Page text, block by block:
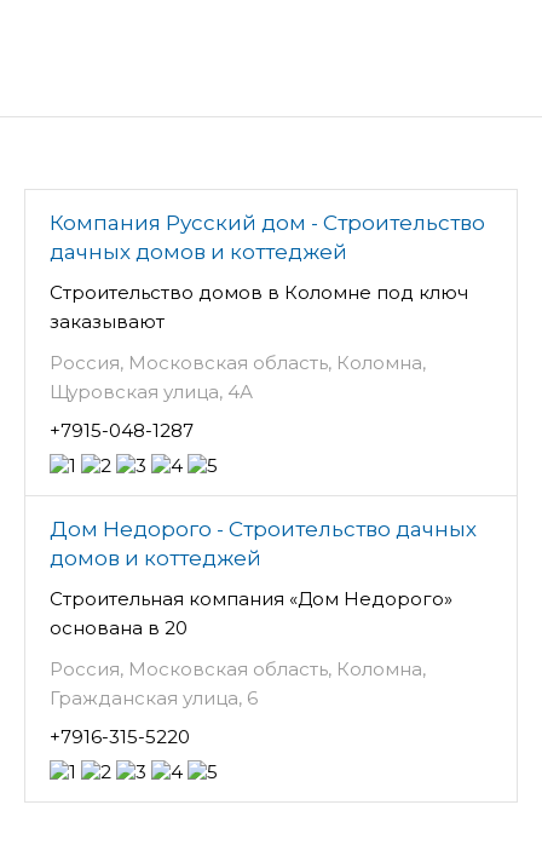
Компания Русский дом - Строительство
дачных домов и коттеджей
Строительство домов в Коломне под ключ
заказывают
Россия, Московская область, Коломна,
Щуровская улица, 4А
+7915-048-1287
Дом Недорого - Строительство дачных
домов и коттеджей
Строительная компания «Дом Недорого»
основана в 20
Россия, Московская область, Коломна,
Гражданская улица, 6
+7916-315-5220